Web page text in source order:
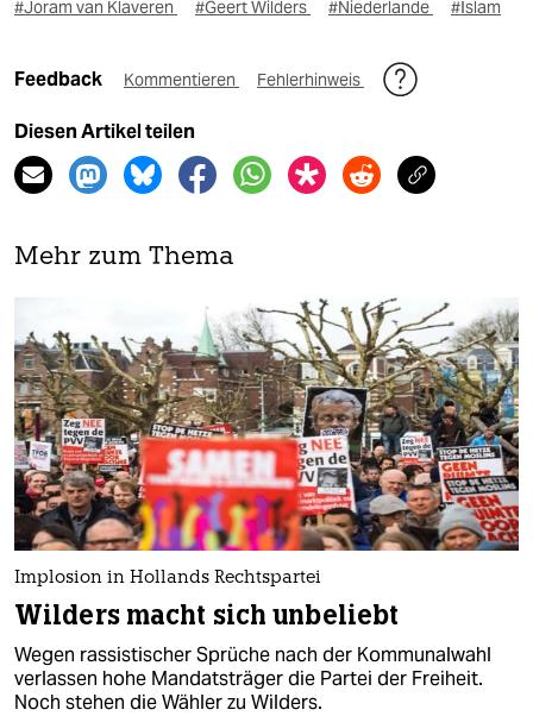
#Joram van Klaveren #Geert Wilders #Niederlande #Islam
Feedback Kommentieren Fehlerhinweis
Diesen Artikel teilen
Mehr zum Thema
Implosion in Hollands Rechtspartei
Wilders macht sich unbeliebt
Wegen rassistischer Sprüche nach der Kommunalwahl
verlassen hohe Mandatsträger die Partei der Freiheit.
Noch stehen die Wähler zu Wilders.